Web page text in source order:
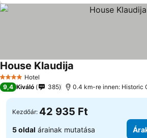
4 KategóriaHotel
House Klaudija
9,4 Kiváló 385 0.4 km-re innen: Historic
Kezdőár: 42 935 Ft
5 oldal árainak mutatása